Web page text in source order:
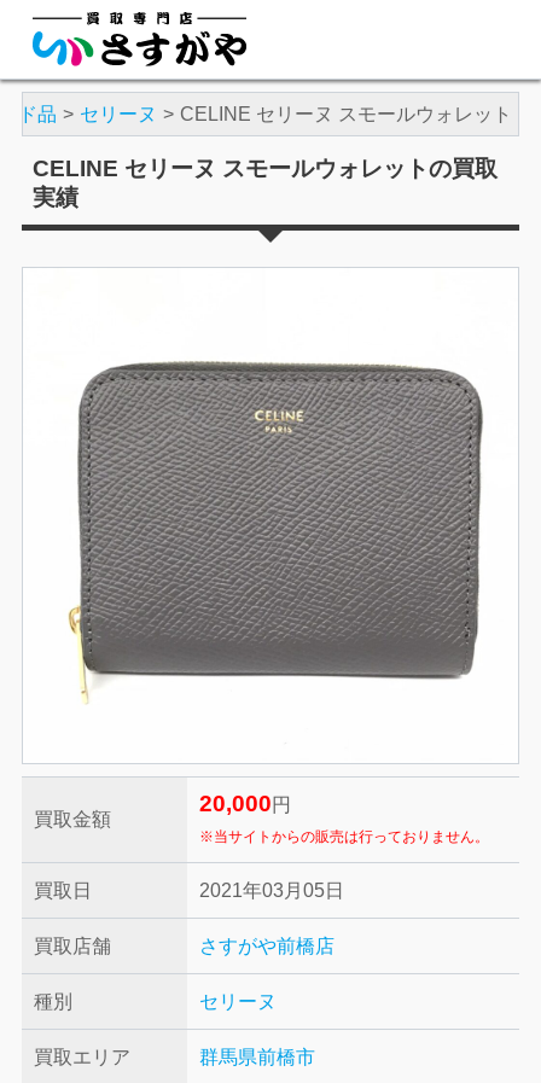
ド品 セリーヌ CELINE セリーヌ スモールウォレット
CELINE セリーヌ スモールウォレットの買取
実績
買取金額
20,000 円
※当サイトからの販売は行っておりません。
買取日 2021年03月05日
買取店舗 さすがや前橋店
種別 セリーヌ
買取エリア 群馬県前橋市